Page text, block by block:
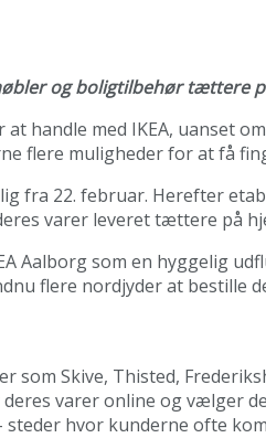
og boligtilbehør tættere
handle med IKEA, uanset
flere muligheder for at få
22. februar. Herefter
varer leveret tættere på
Aalborg som en hyggelig
flere nordjyder at bestille
som Skive, Thisted,
varer online og vælger
hvor kunderne ofte